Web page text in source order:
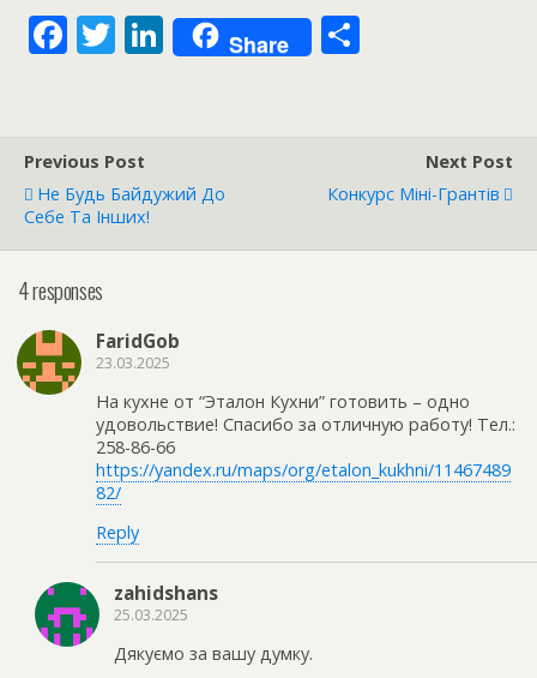
F
b
o
o
k
T
er
Li
n
dI
Share
Previous Post
Не Будь Байдужий До
Себе Та Інших!
Next Post
Конкурс Міні-Грантів
4 responses
FaridGob
23.03.2025
На кухне от “Эталон Кухни” готовить – одно
удовольствие! Спасибо за отличную работу! Тел.:
258-86-66
https://yandex.ru/maps/org/etalon_kukhni/11467489
82/
Reply
zahidshans
25.03.2025
Дякуємо за вашу думку.